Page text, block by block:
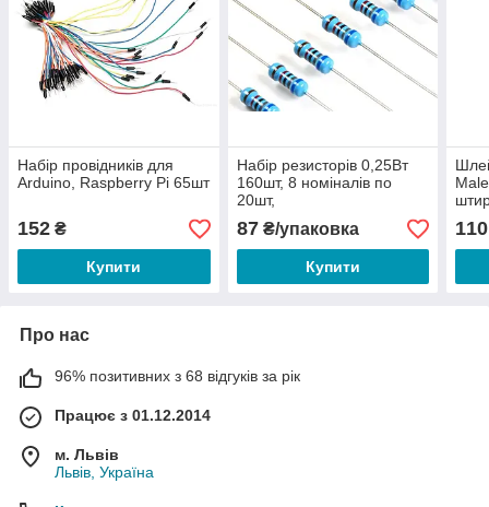
Набір провідників для
Arduino, Raspberry Pi 65шт
152 ₴
Купити
Набір резисторів 0,25Вт
160шт, 8 номіналів по
20шт,
87₴/упаковка
Купити
110
Про нас
96% позитивних з 68 відгуків за рік
Працює з 01.12.2014
м. Львів
Львів, Україна